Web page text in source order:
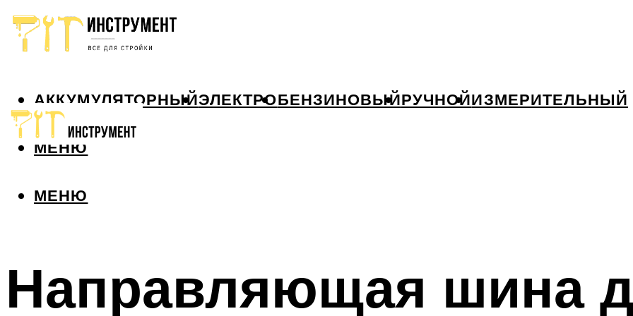
АККУМУЛЯТОРНЫЙЭЛЕКТРОБЕНЗИНОВЫЙРУЧНОЙИЗМЕРИТЕЛЬНЫЙ
МЕНЮ
МЕНЮ
Направляющая шина